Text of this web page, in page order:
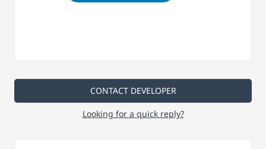
CONTACT DEVELOPER
Looking for a quick reply?